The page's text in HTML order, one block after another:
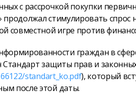
с рассрочкой покупки
стимулировать спрос
совместной игре против
граждан в
Стандарт защиты прав и
standart_ko.pdf), который
после этой даты.